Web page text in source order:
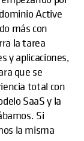
Active
más con
la tarea
y aplicaciones,
que se
total con
SaaS y la
Si
la misma